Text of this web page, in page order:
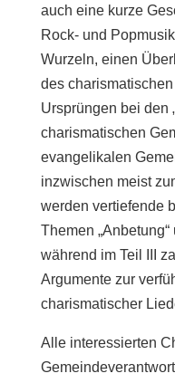
auch eine kurze
Rock- und
Wurzeln, einen
des charismatischen
Ursprüngen bei den
charismatischen
evangelikalen
inzwischen meist
werden vertiefende
Themen „Anbetung“
während im Teil III
Argumente zur
charismatischer
Alle interessierten